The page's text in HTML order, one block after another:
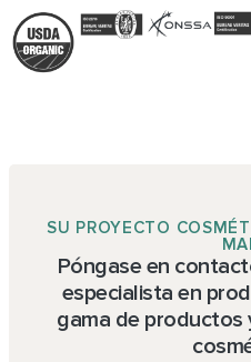
SU PROYECTO
Póngase en
especialista en
gama de productos